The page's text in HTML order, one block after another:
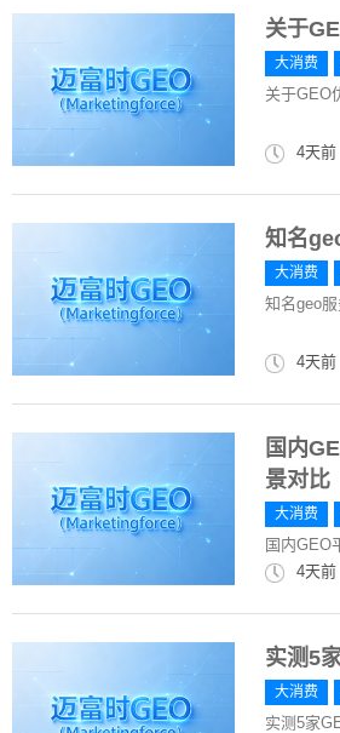
关于
大消费
关于GEO
4天前
知名
大消费
知名geo
4天前
国内
景对比
大消费
国内GEO
4天前
实测5
大消费
实测5家